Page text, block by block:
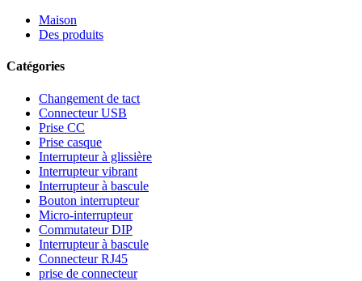
Maison
Des produits
Catégories
Changement de tact
Connecteur USB
Prise CC
Prise casque
Interrupteur à glissière
Interrupteur vibrant
Interrupteur à bascule
Bouton interrupteur
Micro-interrupteur
Commutateur DIP
Interrupteur à bascule
Connecteur RJ45
prise de connecteur